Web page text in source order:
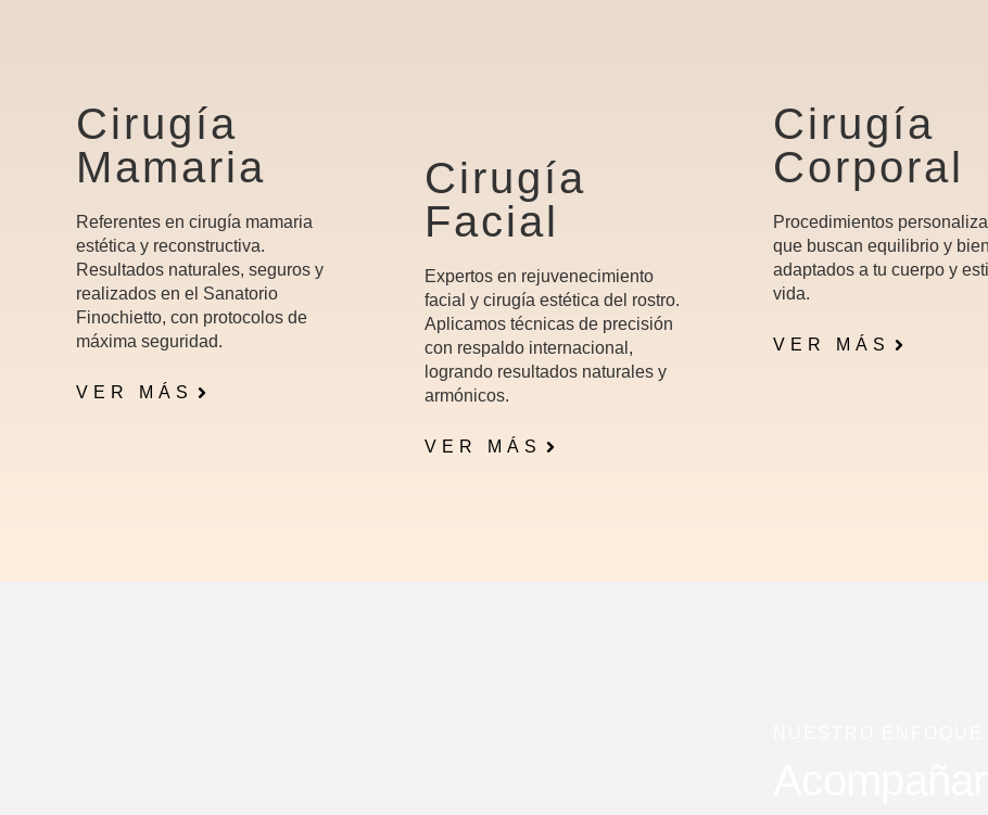
Cirugía
Mamaria
Referentes en cirugía mamaria
estética y reconstructiva.
Resultados naturales, seguros y
realizados en el Sanatorio
Finochietto, con protocolos de
máxima seguridad.
VER MÁS
Cirugía
Facial
Expertos en rejuvenecimiento
facial y cirugía estética del rostro.
Aplicamos técnicas de precisión
con respaldo internacional,
logrando resultados naturales y
armónicos.
VER MÁS
Cirugía
Corporal
Procedimientos
que buscan equilibrio y
adaptados a tu cuerpo y
vida.
VER MÁS